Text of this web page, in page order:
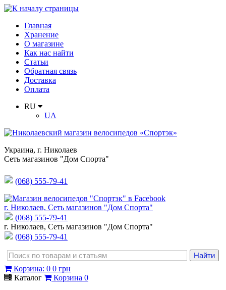
Главная
Хранение
О магазине
Как нас найти
Статьи
Обратная связь
Доставка
Оплата
RU
UA
Украина, г. Николаев
Сеть магазинов "Дом Спорта"
(068) 555-79-41
г. Николаев, Сеть магазинов "Дом Спорта"
(068) 555-79-41
г. Николаев, Сеть магазинов "Дом Спорта"
(068) 555-79-41
Корзина: 0 0 грн
Каталог
Корзина 0